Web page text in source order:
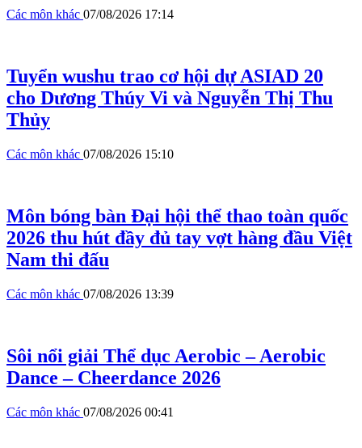
Các môn khác 07/08/2026 17:14
Tuyển wushu trao cơ hội dự ASIAD 20
cho Dương Thúy Vi và Nguyễn Thị Thu
Thủy
Các môn khác 07/08/2026 15:10
Môn bóng bàn Đại hội thể thao toàn quốc
2026 thu hút đầy đủ tay vợt hàng đầu Việt
Nam thi đấu
Các môn khác 07/08/2026 13:39
Sôi nổi giải Thể dục Aerobic – Aerobic
Dance – Cheerdance 2026
Các môn khác 07/08/2026 00:41